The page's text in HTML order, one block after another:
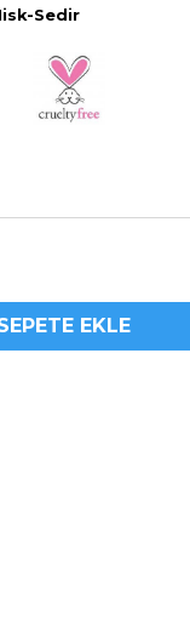
Sedir